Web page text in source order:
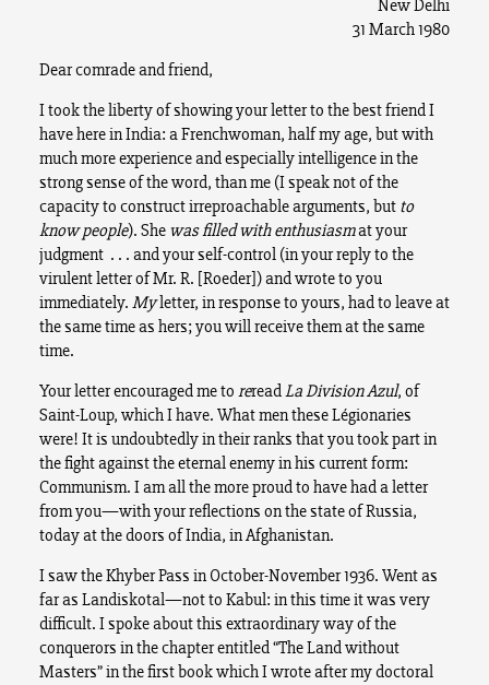
New Delhi
31 March 1980
Dear comrade and friend,
I took the liberty of showing your letter to the best friend I
have here in India: a Frenchwoman, half my age, but with
much more experience and especially intelligence in the
strong sense of the word, than me (I speak not of the
capacity to construct irreproachable arguments, but to
know people). She was filled with enthusiasmat your
judgment . . . and your self-control (in your reply to the
virulent letter of Mr. R. [Roeder]) and wrote to you
immediately. Myletter, in response to yours, had to leave at
the same time as hers; you will receive them at the same
time.
Your letter encouraged me to rereadLa Division Azul, of
Saint-Loup, which I have. What men these Légionaries
were! It is undoubtedly in their ranks that you took part in
the fight against the eternal enemy in his current form:
Communism. I am all the more proud to have had a letter
from you—with your reflections on the state of Russia,
today at the doors of India, in Afghanistan.
I saw the Khyber Pass in October-November 1936. Went as
far as Landiskotal—not to Kabul: in this time it was very
difficult. I spoke about this extraordinary way of the
conquerors in the chapter entitled “The Land without
Masters” in the first book which I wrote after my doctoral